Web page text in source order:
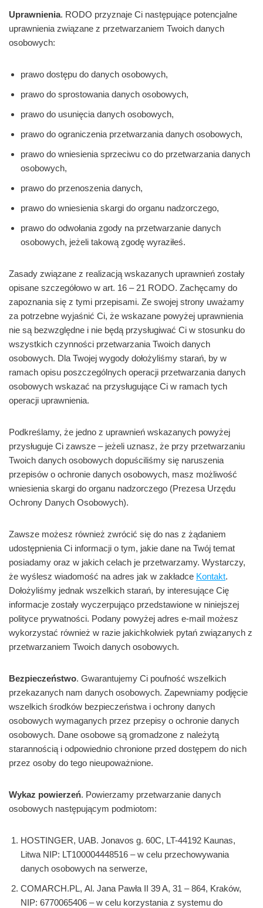
Uprawnienia. RODO przyznaje Ci następujące potencjalne
uprawnienia związane z przetwarzaniem Twoich danych
osobowych:
prawo dostępu do danych osobowych,
prawo do sprostowania danych osobowych,
prawo do usunięcia danych osobowych,
prawo do ograniczenia przetwarzania danych osobowych,
prawo do wniesienia sprzeciwu co do przetwarzania danych
osobowych,
prawo do przenoszenia danych,
prawo do wniesienia skargi do organu nadzorczego,
prawo do odwołania zgody na przetwarzanie danych
osobowych, jeżeli takową zgodę wyraziłeś.
Zasady związane z realizacją wskazanych uprawnień zostały
opisane szczegółowo w art. 16 – 21 RODO. Zachęcamy do
zapoznania się z tymi przepisami. Ze swojej strony uważamy
za potrzebne wyjaśnić Ci, że wskazane powyżej uprawnienia
nie są bezwzględne i nie będą przysługiwać Ci w stosunku do
wszystkich czynności przetwarzania Twoich danych
osobowych. Dla Twojej wygody dołożyliśmy starań, by w
ramach opisu poszczególnych operacji przetwarzania danych
osobowych wskazać na przysługujące Ci w ramach tych
operacji uprawnienia.
Podkreślamy, że jedno z uprawnień wskazanych powyżej
przysługuje Ci zawsze – jeżeli uznasz, że przy przetwarzaniu
Twoich danych osobowych dopuściliśmy się naruszenia
przepisów o ochronie danych osobowych, masz możliwość
wniesienia skargi do organu nadzorczego (Prezesa Urzędu
Ochrony Danych Osobowych).
Zawsze możesz również zwrócić się do nas z żądaniem
udostępnienia Ci informacji o tym, jakie dane na Twój temat
posiadamy oraz w jakich celach je przetwarzamy. Wystarczy,
że wyślesz wiadomość na adres jak w zakładce Kontakt.
Dołożyliśmy jednak wszelkich starań, by interesujące Cię
informacje zostały wyczerpująco przedstawione w niniejszej
polityce prywatności. Podany powyżej adres e-mail możesz
wykorzystać również w razie jakichkolwiek pytań związanych z
przetwarzaniem Twoich danych osobowych.
Bezpieczeństwo. Gwarantujemy Ci poufność wszelkich
przekazanych nam danych osobowych. Zapewniamy podjęcie
wszelkich środków bezpieczeństwa i ochrony danych
osobowych wymaganych przez przepisy o ochronie danych
osobowych. Dane osobowe są gromadzone z należytą
starannością i odpowiednio chronione przed dostępem do nich
przez osoby do tego nieupoważnione.
Wykaz powierzeń. Powierzamy przetwarzanie danych
osobowych następującym podmiotom:
HOSTINGER, UAB. Jonavos g. 60C, LT-44192 Kaunas,
Litwa NIP: LT100004448516 – w celu przechowywania
danych osobowych na serwerze,
COMARCH.PL, Al. Jana Pawła II 39 A, 31 – 864, Kraków,
NIP: 6770065406 – w celu korzystania z systemu do